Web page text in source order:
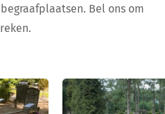
Bel ons om